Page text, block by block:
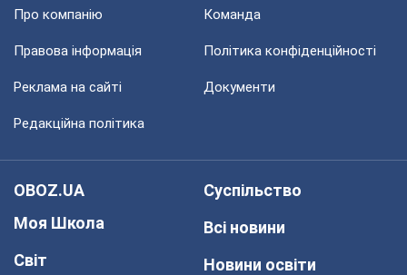
Про компанію Команда
Правова інформація Політика конфіденційності
Реклама на сайті Документи
Редакційна політика
OBOZ.UA
Моя Школа
Світ
Суспільство
Всі новини
Новини освіти